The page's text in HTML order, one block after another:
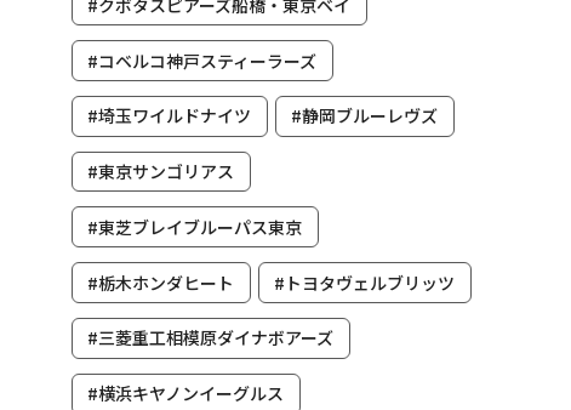
#コベルコ神戸スティーラーズ
#埼玉ワイルドナイツ #静岡ブルーレヴズ
#東京サンゴリアス
#東芝ブレイブルーパス東京
#栃木ホンダヒート #トヨタヴェルブリッツ
#三菱重工相模原ダイナボアーズ
#横浜キヤノンイーグルス